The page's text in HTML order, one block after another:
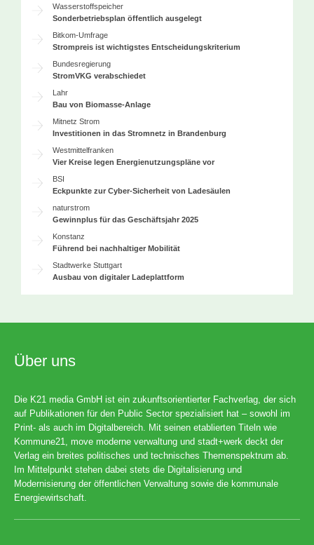
Wasserstoffspeicher
Sonderbetriebsplan öffentlich ausgelegt
Bitkom-Umfrage
Strompreis ist wichtigstes Entscheidungskriterium
Bundesregierung
StromVKG verabschiedet
Lahr
Bau von Biomasse-Anlage
Mitnetz Strom
Investitionen in das Stromnetz in Brandenburg
Westmittelfranken
Vier Kreise legen Energienutzungspläne vor
BSI
Eckpunkte zur Cyber-Sicherheit von Ladesäulen
naturstrom
Gewinnplus für das Geschäftsjahr 2025
Konstanz
Führend bei nachhaltiger Mobilität
Stadtwerke Stuttgart
Ausbau von digitaler Ladeplattform
Über uns
Die K21 media GmbH ist ein zukunftsorientierter Fachverlag, der sich
auf Publikationen für den Public Sector spezialisiert hat – sowohl im
Print- als auch im Digitalbereich. Mit seinen etablierten Titeln wie
Kommune21, move moderne verwaltung und stadt+werk deckt der
Verlag ein breites politisches und technisches Themenspektrum ab.
Im Mittelpunkt stehen dabei stets die Digitalisierung und
Modernisierung der öffentlichen Verwaltung sowie die kommunale
Energiewirtschaft.